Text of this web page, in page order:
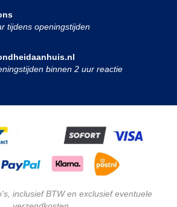
tijdens openingstijden
binnen 2 uur reactie
inclusief BTW en exclusief eventuele